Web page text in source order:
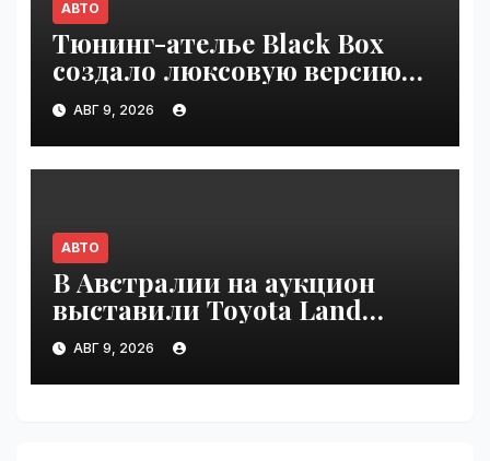
АВТО
Тюнинг-ателье Black Box
создало люксовую версию
Land Cruiser 70 | VseTime.ru
АВГ 9, 2026
АВТО
В Австралии на аукцион
выставили Toyota Land
Cruiser 200, проехавший 1
млн км | VseTime.ru
АВГ 9, 2026